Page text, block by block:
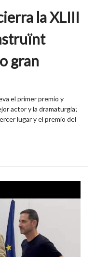
la XLIII
gran
el primer premio y
actor y la dramaturgia;
lugar y el premio del